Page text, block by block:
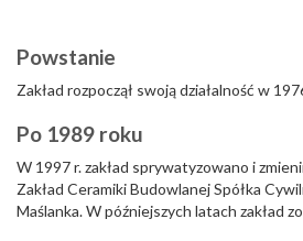
Powstanie
Zakład rozpoczął swoją działalność w
Po 1989 roku
W 1997 r. zakład sprywatyzowano i
Zakład Ceramiki Budowlanej Spółka
Maślanka. W późniejszych latach zakład